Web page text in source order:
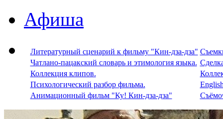
Афиша
Литературный сценарий к фильму "Кин-дза-дза"
Чатлано-пацакский словарь и этимология языка.
Коллекция клипов.
Психологический разбор фильма.
Анимационный фильм "Ку! Кин-дза-дза"